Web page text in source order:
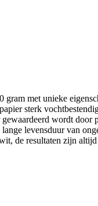
met unieke
sterk
wordt
levensduur van
de resultaten zijn